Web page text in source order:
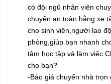
có đội ngũ nhân viên
chuyển an toàn bằng xe
cho sinh viên,người lao
phòng,giúp bạn nhanh
tâm học tập và làm
cho bạn?
-Báo giá chuyển nhà trọn